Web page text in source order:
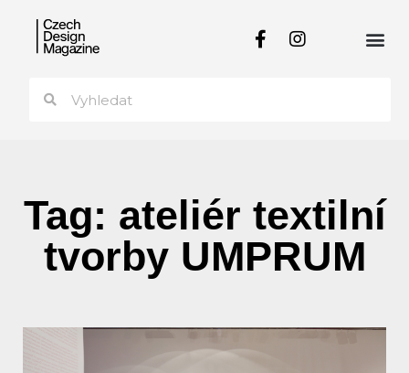
Tag: ateliér textilní
tvorby UMPRUM